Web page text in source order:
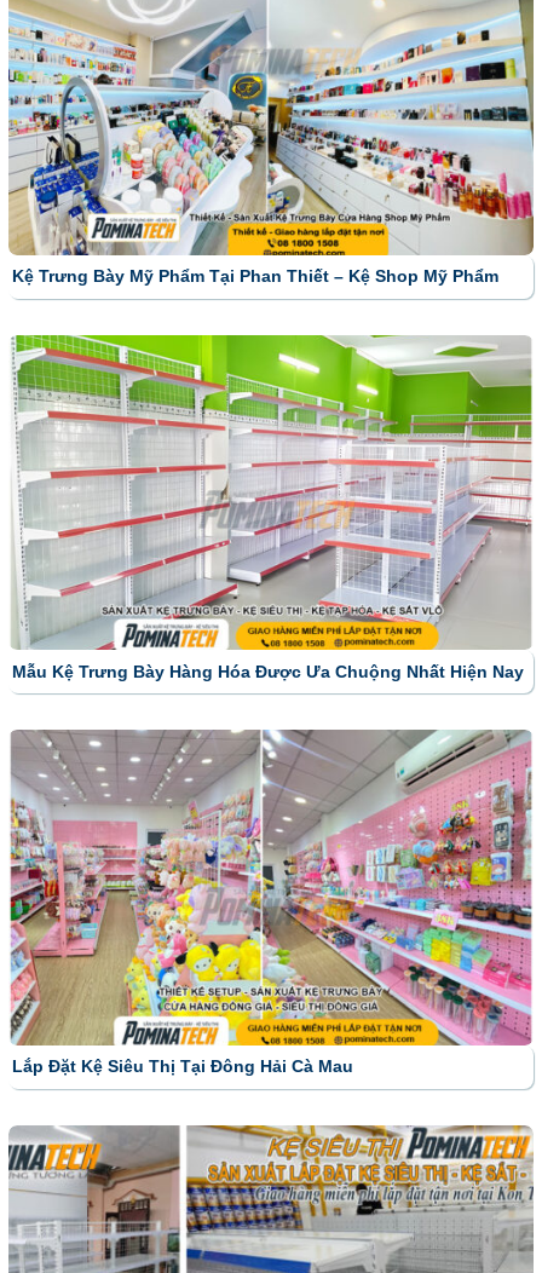
Kệ Trưng Bày Mỹ Phẩm Tại Phan Thiết – Kệ Shop Mỹ Phẩm
Mẫu Kệ Trưng Bày Hàng Hóa Được Ưa Chuộng Nhất Hiện Nay
Lắp Đặt Kệ Siêu Thị Tại Đông Hải Cà Mau